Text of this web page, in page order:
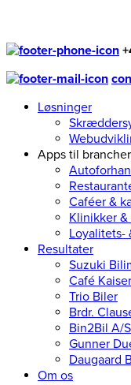
Løsninger
Apps til brancher
Caféer &
Klinikker
Loyalitets-
Resultater
Suzuki
Café Kaiser
Trio Biler
Brdr.
Bin2Bil A/S
Gunner
Daugaard
Om os